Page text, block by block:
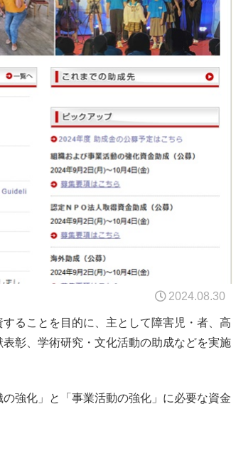
2024.08.30
ることを目的に、主として障害児・者、高
彰、学術研究・文化活動の助成などを実施
強化」と「事業活動の強化」に必要な資金